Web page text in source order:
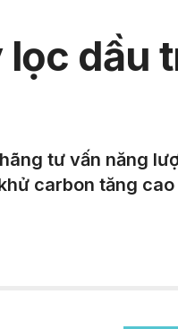
dầu
tư vấn năng
carbon tăng